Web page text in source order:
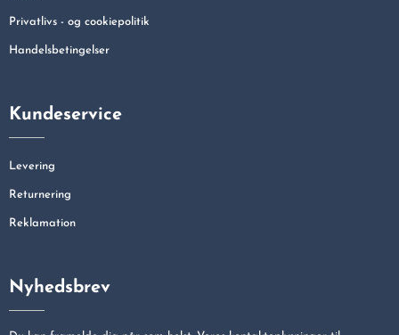
Privatlivs - og cookiepolitik
Handelsbetingelser
Kundeservice
Levering
Returnering
Reklamation
Nyhedsbrev